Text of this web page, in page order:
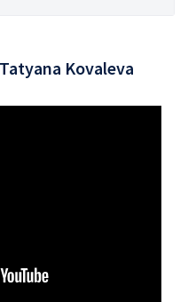
Kovaleva